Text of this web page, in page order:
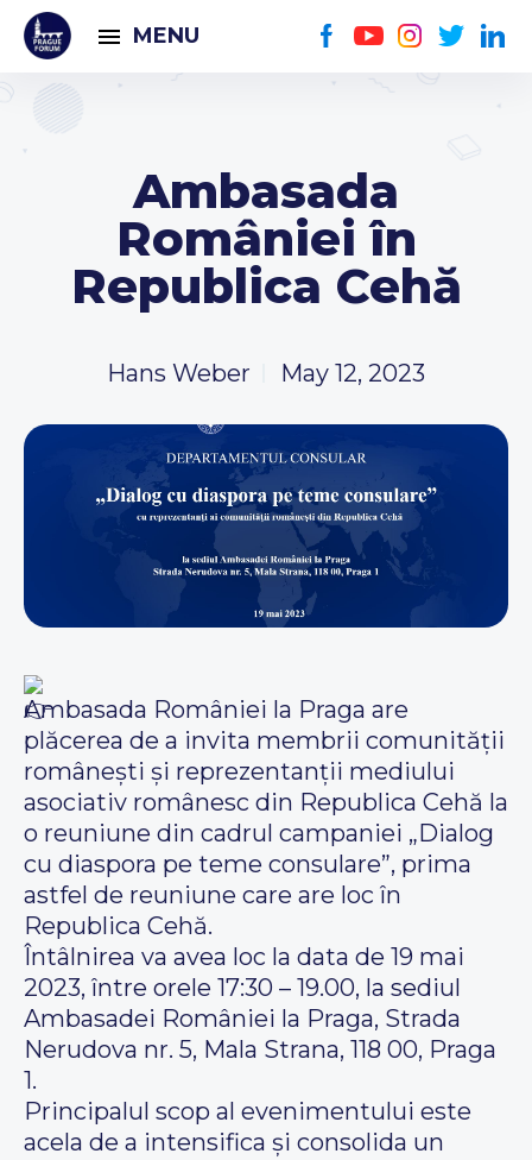
MENU
Ambasada
României în
Republica Cehă
Hans Weber May 12, 2023
Ambasada României la Praga are
plăcerea de a invita membrii comunității
românești și reprezentanții mediului
asociativ românesc din Republica Cehă la
o reuniune din cadrul campaniei „Dialog
cu diaspora pe teme consulare”, prima
astfel de reuniune care are loc în
Republica Cehă.
Întâlnirea va avea loc la data de 19 mai
2023, între orele 17:30 – 19.00, la sediul
Ambasadei României la Praga, Strada
Nerudova nr. 5, Mala Strana, 118 00, Praga
1.
Principalul scop al evenimentului este
acela de a intensifica și consolida un